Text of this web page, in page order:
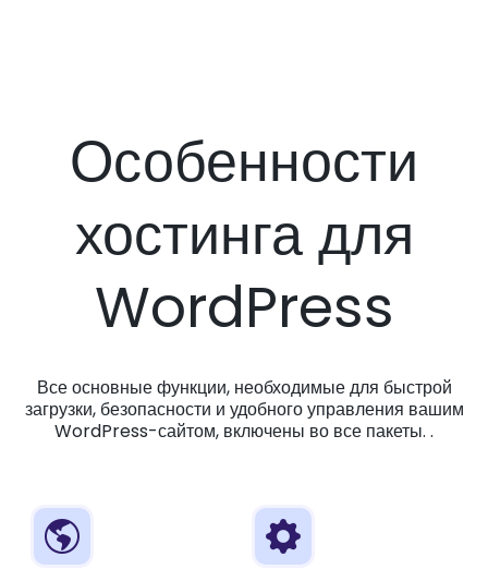
Особенности
хостинга для
WordPress
Все основные функции, необходимые для быстрой
загрузки, безопасности и удобного управления вашим
WordPress-сайтом, включены во все пакеты. .